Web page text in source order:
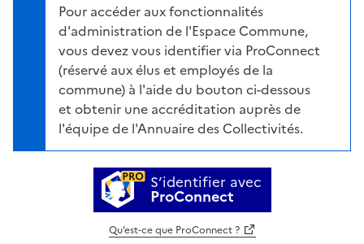
Pour accéder aux fonctionnalités
d'administration de l'Espace Commune,
vous devez vous identifier via ProConnect
(réservé aux élus et employés de la
commune) à l'aide du bouton ci-dessous
et obtenir une accréditation auprès de
l'équipe de l'Annuaire des Collectivités.
S’identifier avec
ProConnect
Qu’est-ce que ProConnect ?